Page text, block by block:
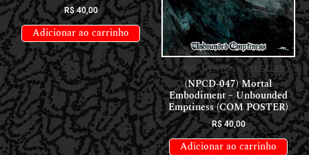
R$40,00
Adicionar ao carrinho
LANÇAMENTOS // RELEASES
(NPCD-047) Mortal
Embodiment – Unbounded
Emptiness (COM POSTER)
R$40,00
Adicionar ao carrinho